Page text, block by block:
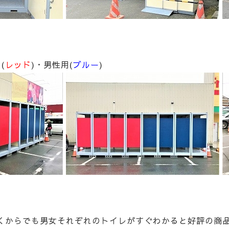
レッド)・男性用(ブルー)
らでも男女それぞれのトイレがすぐわかると好評の商